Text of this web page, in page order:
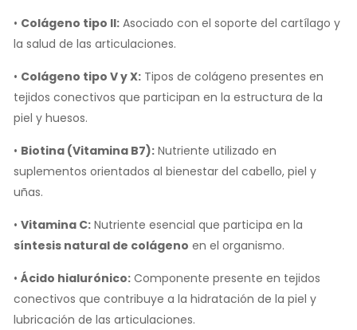
• Colágeno tipo II: Asociado con el soporte del cartílago y
la salud de las articulaciones.
• Colágeno tipo V y X: Tipos de colágeno presentes en
tejidos conectivos que participan en la estructura de la
piel y huesos.
• Biotina (Vitamina B7): Nutriente utilizado en
suplementos orientados al bienestar del cabello, piel y
uñas.
• Vitamina C: Nutriente esencial que participa en la
síntesis natural de colágeno en el organismo.
• Ácido hialurónico: Componente presente en tejidos
conectivos que contribuye a la hidratación de la piel y
lubricación de las articulaciones.